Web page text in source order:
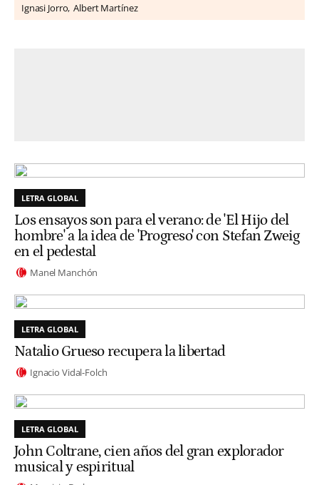
Ignasi Jorro Albert Martínez
LETRA GLOBAL
Los ensayos son para el verano: de 'El Hijo del
hombre' a la idea de 'Progreso' con Stefan Zweig
en el pedestal
Manel Manchón
LETRA GLOBAL
Natalio Grueso recupera la libertad
Ignacio Vidal-Folch
LETRA GLOBAL
John Coltrane, cien años del gran explorador
musical y espiritual